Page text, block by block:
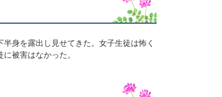
身を露出し見せてきた。女子生徒は怖く
被害はなかった。